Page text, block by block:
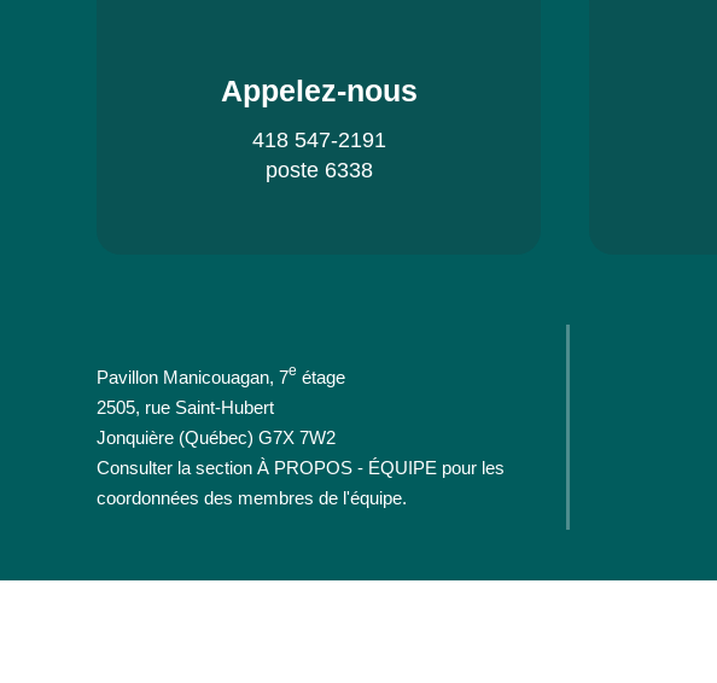
Appelez-nous
418 547-2191
poste 6338
Pavillon Manicouagan, 7e étage
2505, rue Saint-Hubert
Jonquière (Québec) G7X 7W2
Consulter la section À PROPOS - ÉQUIPE pour les
coordonnées des membres de l'équipe.